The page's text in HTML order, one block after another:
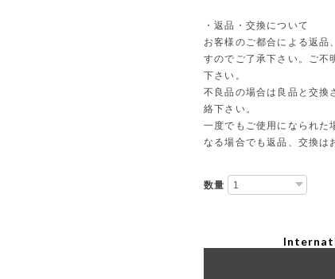
・返品・交換について
お客様のご都合による返品
すのでご了承下さい。ご不
下さい。
不良品の場合は良品と交換
絡下さい。
一度でもご使用になられた
なる場合でも返品、交換は
数量